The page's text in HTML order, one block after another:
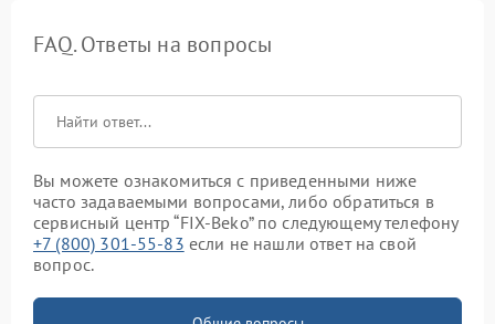
FAQ. Ответы на вопросы
Вы можете ознакомиться с приведенными ниже
часто задаваемыми вопросами, либо обратиться в
сервисный центр “FIX-Beko” по следующему телефону
+7 (800) 301-55-83 если не нашли ответ на свой
вопрос.